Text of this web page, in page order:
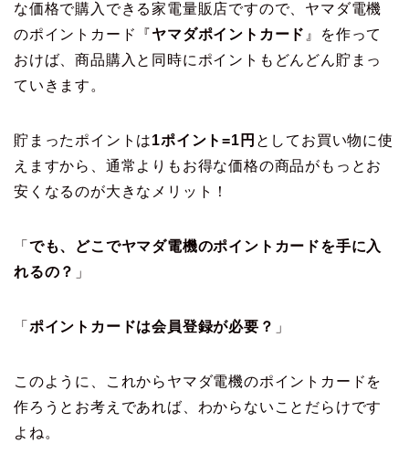
な価格で購入できる家電量販店ですので、ヤマダ電機
のポイントカード『 ヤマダポイントカード 』を作って
おけば、商品購入と同時にポイントもどんどん貯まっ
ていきます。
貯まったポイントは1ポイント=1円 としてお買い物に使
えますから、通常よりもお得な価格の商品がもっとお
安くなるのが大きなメリット！
「 でも、どこでヤマダ電機のポイントカードを手に入
れるの？ 」
「 ポイントカードは会員登録が必要？ 」
このように、これからヤマダ電機のポイントカードを
作ろうとお考えであれば、わからないことだらけです
よね。